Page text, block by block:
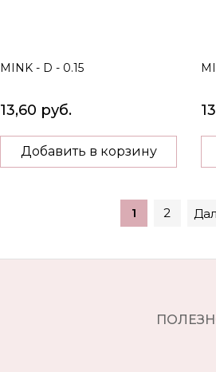
MINK - D - 0.15
13,60 руб.
Добавить в корзину
1 2